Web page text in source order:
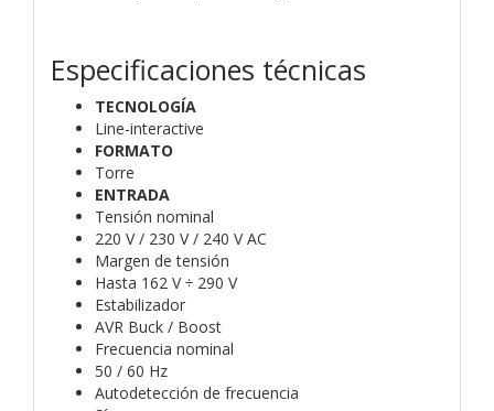
Especificaciones técnicas
TECNOLOGÍA
Line-interactive
FORMATO
Torre
ENTRADA
Tensión nominal
220 V / 230 V / 240 V AC
Margen de tensión
Hasta 162 V ÷ 290 V
Estabilizador
AVR Buck / Boost
Frecuencia nominal
50 / 60 Hz
Autodetección de frecuencia